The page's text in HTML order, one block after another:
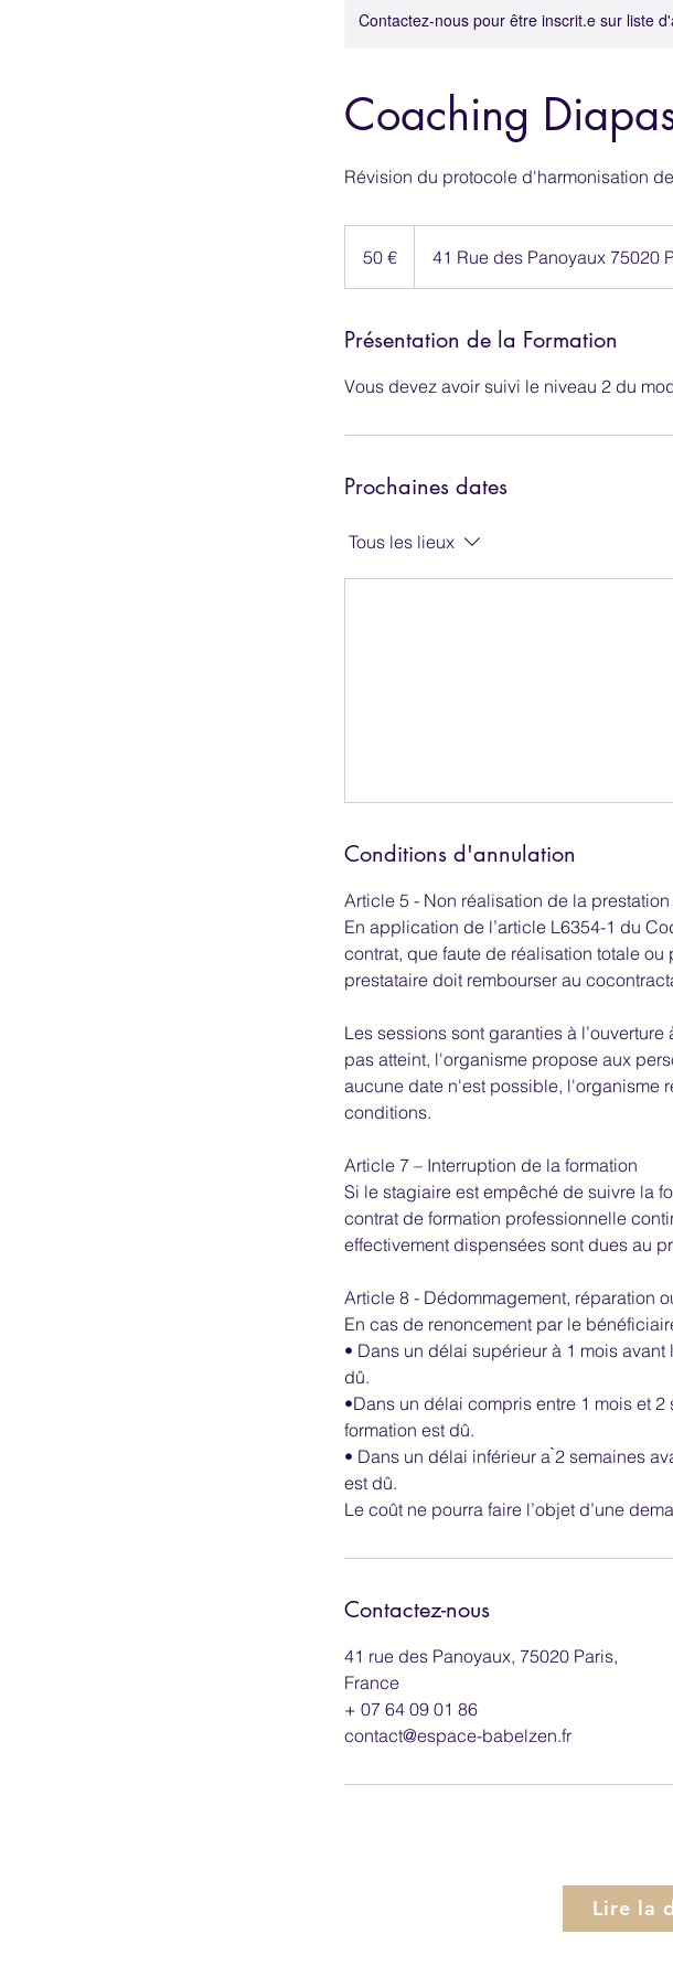
Contactez-nous pour être inscrit.e sur liste
Coaching
Révision du protocole d'harmonisation
50 € 41 Rue des Panoyaux 75020
Présentation de la Formation
Vous devez avoir suivi le niveau 2 du
Prochaines dates
Tous les lieux
Conditions d'annulation
Article 5 - Non réalisation de la
En application de l’article L6354-1 du
contrat, que faute de réalisation totale
prestataire doit rembourser au
Les sessions sont garanties à
pas atteint, l'organisme propose aux
aucune date n'est possible, l'organisme
conditions.
Article 7 – Interruption de la formation
Si le stagiaire est empêché de suivre la
contrat de formation professionnelle
effectivement dispensées sont dues au
Article 8 - Dédommagement, réparation
En cas de renoncement par le
• Dans un délai supérieur à 1 mois
dû.
•Dans un délai compris entre 1 mois et
formation est dû.
• Dans un délai inférieur a ̀2 semaines
est dû.
Le coût ne pourra faire l’objet d’une
Contactez-nous
41 rue des Panoyaux, 75020 Paris,
France
+ 07 64 09 01 86
contact@espace-babelzen.fr
Lire la